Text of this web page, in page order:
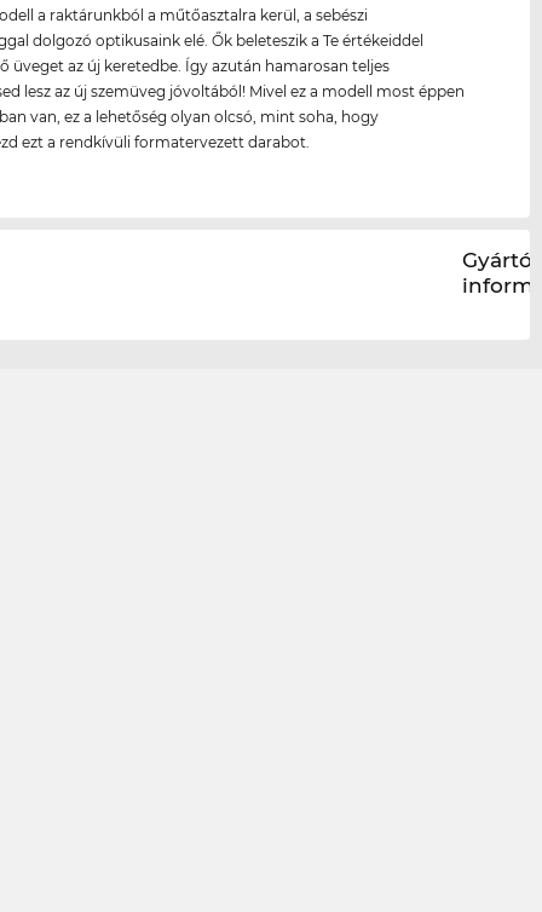
a raktárunkból a műtőasztalra kerül, a sebészi
dolgozó optikusaink elé. Ők beleteszik a Te értékeiddel
üveget az új keretedbe. Így azután hamarosan teljes
lesz az új szemüveg jóvoltából! Mivel ez a modell most éppen
van, ez a lehetőség olyan olcsó, mint soha, hogy
ezt a rendkívüli formatervezett darabot.
Gyártói